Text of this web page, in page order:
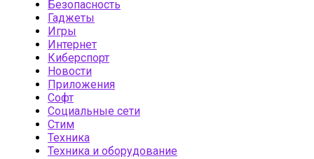
Безопасность
Гаджеты
Игры
Интернет
Киберспорт
Новости
Приложения
Софт
Социальные сети
Стим
Техника
Техника и оборудование